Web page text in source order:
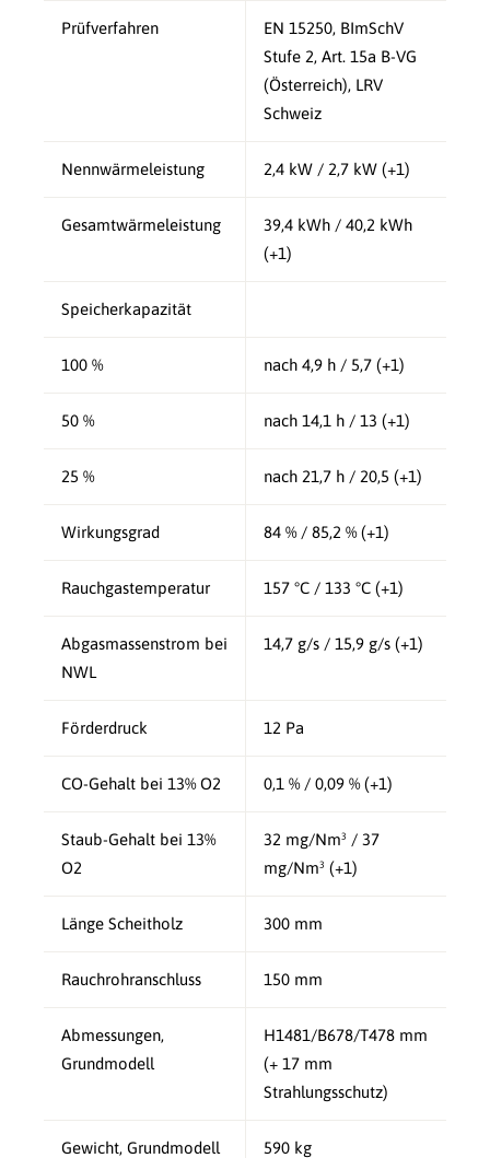
Prüfverfahren
EN 15250, BImSchV
Stufe 2, Art. 15a B-VG
(Österreich), LRV
Schweiz
Nennwärmeleistung 2,4 kW / 2,7 kW (+1)
Gesamtwärmeleistung
39,4 kWh / 40,2 kWh
(+1)
Speicherkapazität
100 % nach 4,9 h / 5,7 (+1)
50 % nach 14,1 h / 13 (+1)
25 % nach 21,7 h / 20,5 (+1)
Wirkungsgrad 84 % / 85,2 % (+1)
Rauchgastemperatur 157 °C / 133 °C (+1)
Abgasmassenstrom bei
NWL
14,7 g/s / 15,9 g/s (+1)
Förderdruck 12 Pa
CO-Gehalt bei 13% O2 0,1 % / 0,09 % (+1)
Staub-Gehalt bei 13%
O2
32 mg/Nm³ / 37
mg/Nm³ (+1)
Länge Scheitholz 300 mm
Rauchrohranschluss 150 mm
Abmessungen,
Grundmodell
H1481/B678/T478 mm
(+ 17 mm
Strahlungsschutz)
Gewicht, Grundmodell 590 kg